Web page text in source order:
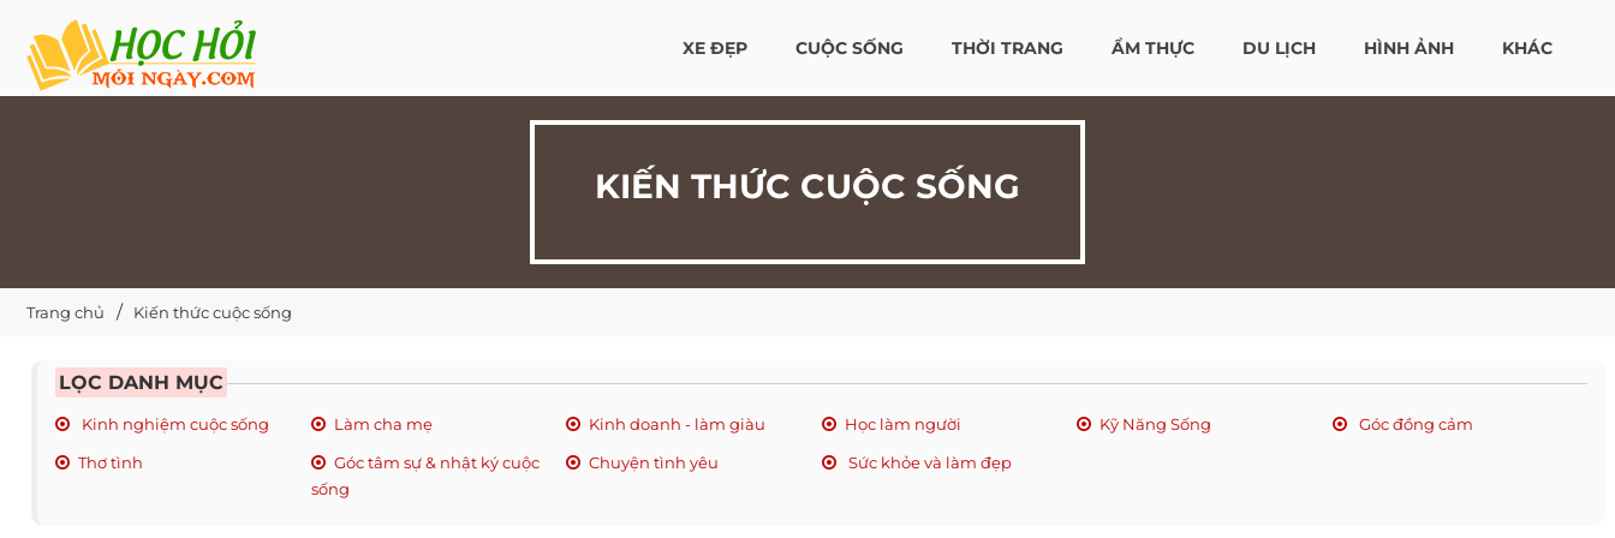
XE ĐẸP CUỘC SỐNG THỜI TRANG ẨM THỰC DU LỊCH HÌNH ẢNH KHÁC
KIẾN THỨC CUỘC SỐNG
Trang chủ Kiến thức cuộc sống
LỌC DANH MỤC
Kinh nghiệm cuộc sống Làm cha mẹ Kinh doanh - làm giàu Học làm người Kỹ Năng Sống
Góc đồng cảm
Thơ tình
Góc tâm sự & nhật ký cuộc
sống
Chuyện tình yêu Sức khỏe và làm đẹp